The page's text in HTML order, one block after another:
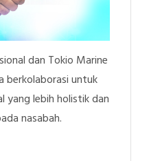
dan Tokio Marine
berkolaborasi untuk
yang lebih holistik dan
nasabah.